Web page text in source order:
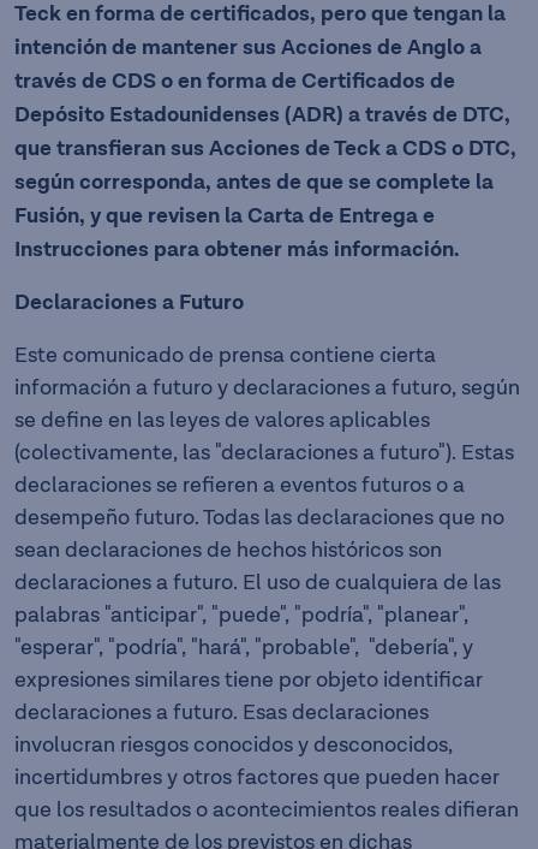
Teck en forma de certificados, pero que tengan la
intención de mantener sus Acciones de Anglo a
través de CDS o en forma de Certificados de
Depósito Estadounidenses (ADR) a través de DTC,
que transfieran sus Acciones de Teck a CDS o DTC,
según corresponda, antes de que se complete la
Fusión, y que revisen la Carta de Entrega e
Instrucciones para obtener más información.
Declaraciones a Futuro
Este comunicado de prensa contiene cierta
información a futuro y declaraciones a futuro, según
se define en las leyes de valores aplicables
(colectivamente, las "declaraciones a futuro"). Estas
declaraciones se refieren a eventos futuros o a
desempeño futuro. Todas las declaraciones que no
sean declaraciones de hechos históricos son
declaraciones a futuro. El uso de cualquiera de las
palabras "anticipar", "puede", "podría", "planear",
"esperar", "podría", "hará", "probable", "debería", y
expresiones similares tiene por objeto identificar
declaraciones a futuro. Esas declaraciones
involucran riesgos conocidos y desconocidos,
incertidumbres y otros factores que pueden hacer
que los resultados o acontecimientos reales difieran
materialmente de los previstos en dichas